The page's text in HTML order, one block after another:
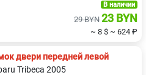
В наличии
29 BYN 23 BYN
~ 8 $ ~ 624 ₽
двери передней левой
Tribeca 2005